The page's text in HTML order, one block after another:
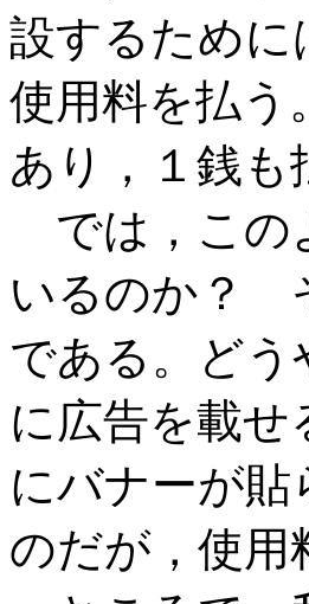
設するために
使用料を払う
あり，１銭も
では，この
いるのか？
である。ど
に広告を載せ
にバナーが
のだが，使用